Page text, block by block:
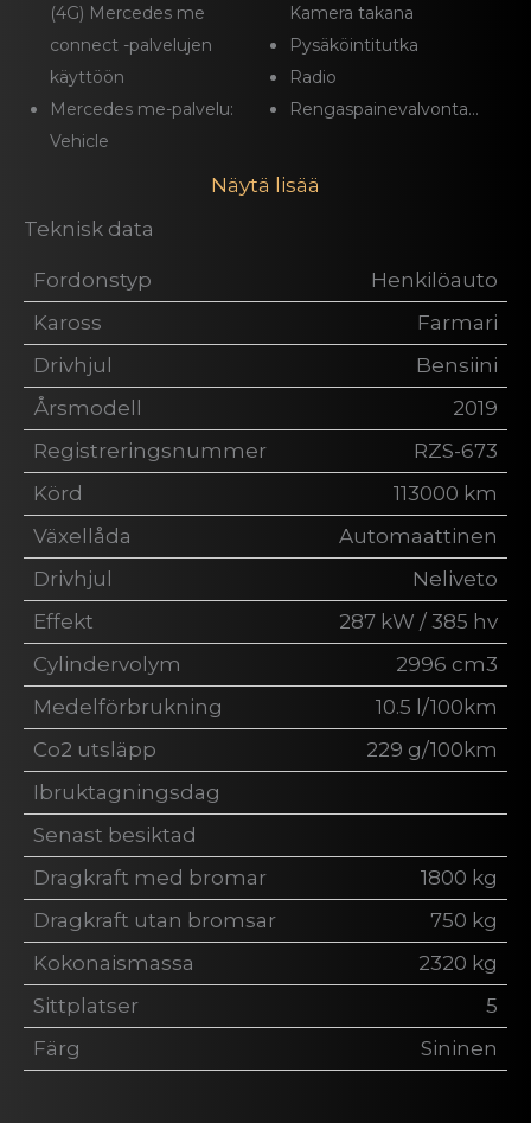
(4G) Mercedes me
connect -palvelujen
käyttöön
Mercedes me-palvelu:
Vehicle
Kamera takana
Pysäköintitutka
Radio
Rengaspainevalvonta...
Näytä lisää
Teknisk data
Fordonstyp
Henkilöauto
Kaross
Farmari
Drivhjul
Bensiini
Årsmodell
2019
Registreringsnummer
RZS-673
Körd
113000 km
Växellåda
Automaattinen
Drivhjul
Neliveto
Effekt
287 kW / 385 hv
Cylindervolym
2996 cm3
Medelförbrukning
10.5 l/100km
Co2 utsläpp
229 g/100km
Ibruktagningsdag
Senast besiktad
Dragkraft med bromar
1800 kg
Dragkraft utan bromsar
750 kg
Kokonaismassa
2320 kg
Sittplatser
5
Färg
Sininen